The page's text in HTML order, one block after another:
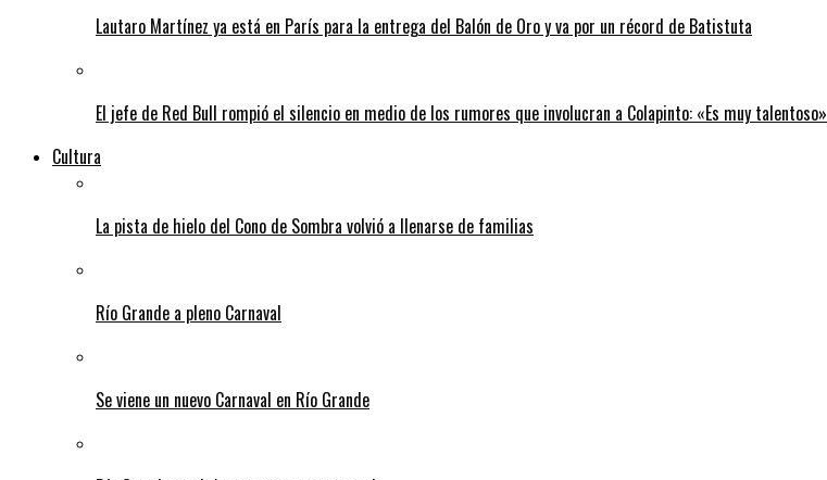
Lautaro Martínez ya está en París para la entrega del Balón de Oro y va por un récord de Batistuta
El jefe de Red Bull rompió el silencio en medio de los rumores que involucran a Colapinto: «Es muy talentoso»
Cultura
La pista de hielo del Cono de Sombra volvió a llenarse de familias
Río Grande a pleno Carnaval
Se viene un nuevo Carnaval en Río Grande